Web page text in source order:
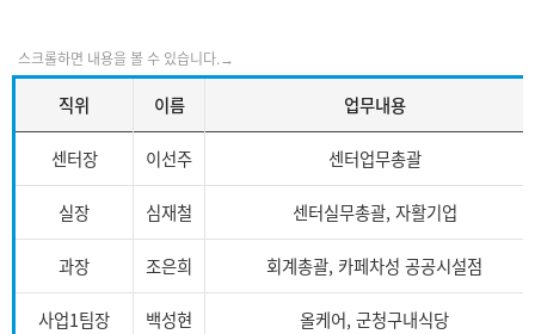
직위 이름 업무내용
센터장 이선주 센터업무총괄
실장 심재철 센터실무총괄, 자활기업
과장 조은희 회계총괄, 카페차성 공공시설점
사업1팀장 백성현 올케어, 군청구내식당